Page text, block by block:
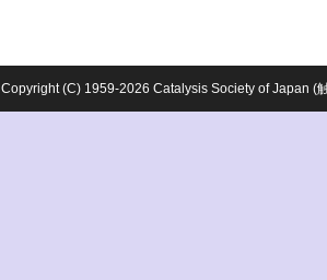
Copyright (C) 1959-2026 Catalysis Society of Japan (